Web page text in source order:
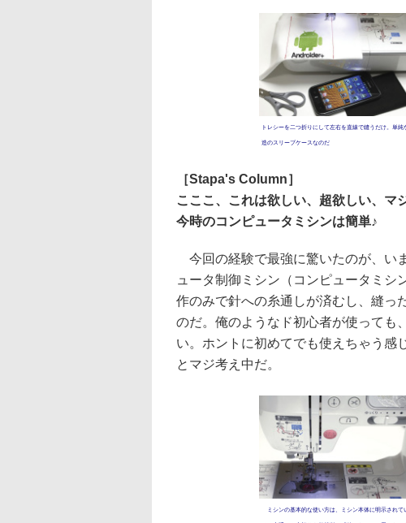
トレシーを二つ折りにして左右を直線で縫うだけ。単純
造のスリーブケースなのだ
［Stapa's Column］
こここ、これは欲しい、超欲しい、マ
今時のコンピュータミシンは簡単♪
今回の経験で最強に驚いたのが、い
ュータ制御ミシン（コンピュータミ
作のみで針への糸通しが済むし、縫っ
のだ。俺のようなド初心者が使っても
い。ホントに初めてでも使えちゃう感
とマジ考え中だ。
ミシンの基本的な使い方は、ミシン本体に明示されて